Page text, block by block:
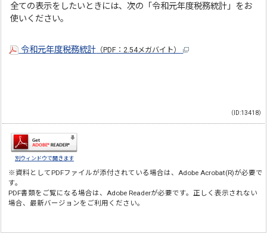
全ての表示をしたいときには、次の「令和元年度税務統計」をお
使いください。
令和元年度税務統計 （PDF：2.54メガバイト）
（ID:13418）
別ウィンドウで開きます
※資料としてPDFファイルが添付されている場合は、Adobe Acrobat(R)が必要で
す。
PDF書類をご覧になる場合は、Adobe Readerが必要です。正しく表示されない
場合、最新バージョンをご利用ください。